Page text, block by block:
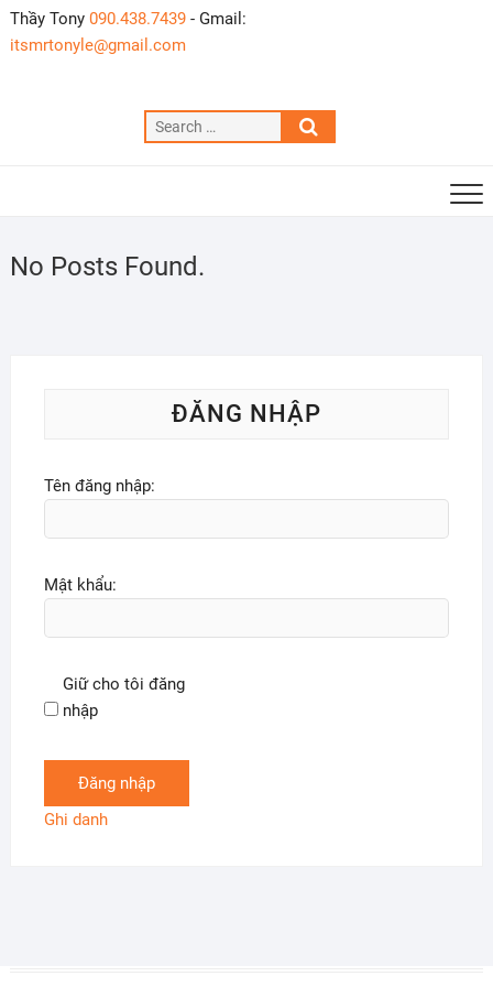
Skip
to
Thầy Tony 090.438.7439- Gmail:
itsmrtonyle@gmail.com
Search
…
No Posts Found.
ĐĂNG NHẬP
Tên đăng nhập:
Mật khẩu:
Giữ cho tôi đăng
nhập
Đăng nhập
Ghi danh